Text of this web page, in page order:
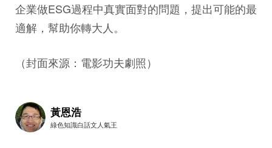
企業做ESG過程中真實面對的問題，提出可能的最
適解，幫助你轉大人。
（封面來源：電影功夫劇照）
黃恩浩
綠色知識白話文人氣王